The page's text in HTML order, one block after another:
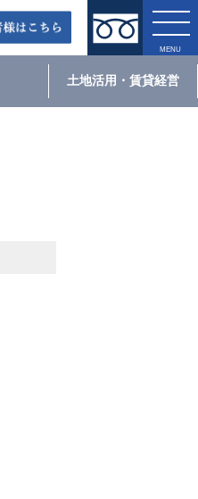
土地活用・賃貸経営